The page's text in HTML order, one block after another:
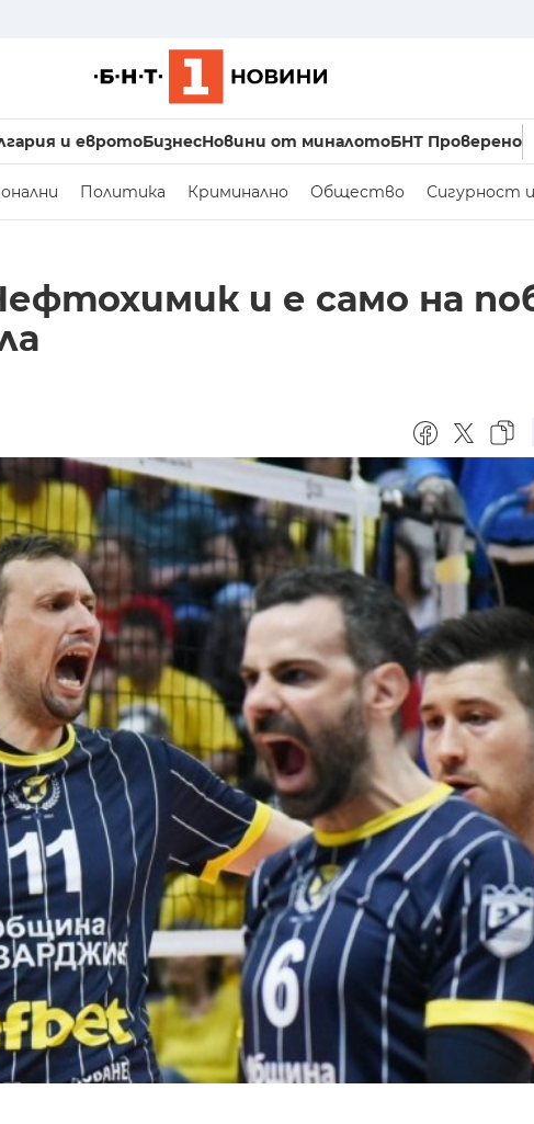
и евротоБизнесНовини от миналотоБНТ Проверено
Политика Криминално Общество Сигурност
и е само на